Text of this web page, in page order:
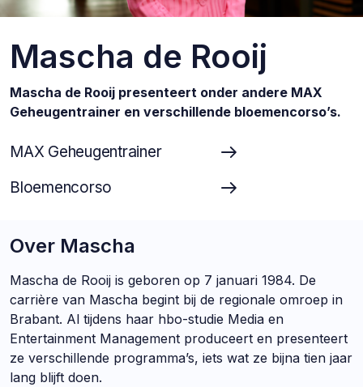
Mascha de Rooij
Mascha de Rooij presenteert onder andere MAX
Geheugentrainer en verschillende bloemencorso’s.
MAX Geheugentrainer
Bloemencorso
Over Mascha
Mascha de Rooij is geboren op 7 januari 1984. De
carrière van Mascha begint bij de regionale omroep in
Brabant. Al tijdens haar hbo-studie Media en
Entertainment Management produceert en presenteert
ze verschillende programma’s, iets wat ze bijna tien jaar
lang blijft doen.